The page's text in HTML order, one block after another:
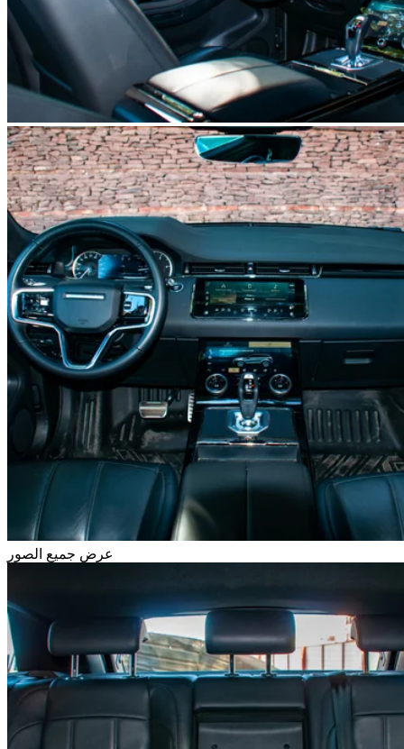
عرض جميع الصور